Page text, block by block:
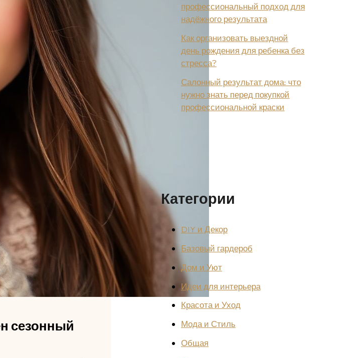
сезонный
профессиональный подход для
надёжного результата
Как организовать выездной
день рождения для ребенка без
стресса?
Салонный результат дома: что
нужно знать перед покупкой
профессиональной краски
Категории
DIY и Декор
Базовый гардероб
Дом и Уют
Идеи для интерьера
Красота и Уход
Мода и Стиль
Общая